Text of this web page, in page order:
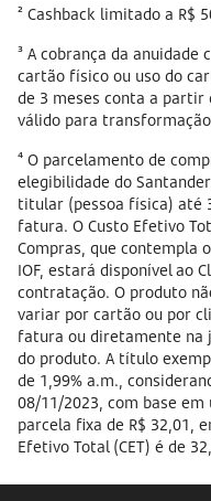
² Cashback limitado a R$
³ A cobrança da anuidade
cartão físico ou uso do
de 3 meses conta a partir
válido para
⁴ O parcelamento de
elegibilidade do
titular (pessoa física) até
fatura. O Custo Efetivo
Compras, que contempla
IOF, estará disponível ao
contratação. O produto
variar por cartão ou por
fatura ou diretamente na
do produto. A título
de 1,99% a.m.,
08/11/2023, com base
parcela fixa de R$ 32,01,
Efetivo Total (CET) é de